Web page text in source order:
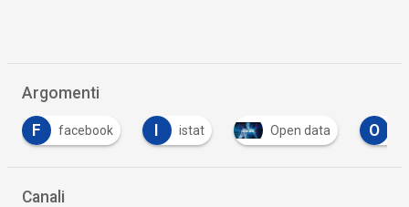
Argomenti
F facebook istat Open data O
Canali